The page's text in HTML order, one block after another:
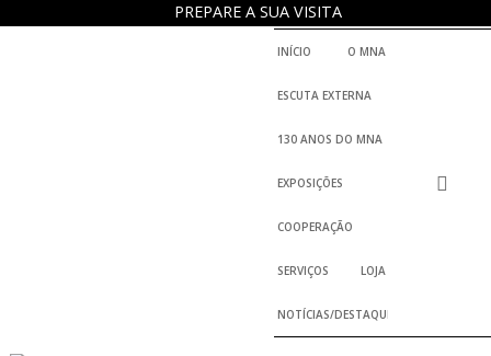
PREPARE A SUA VISITA
INÍCIO O MNA
HISTÓRIA
ESCUTA EXTERNA
130 ANOS DO MNA
EXPOSIÇÕES
PERMANENTES
COOPERAÇÃO
PROJETOS NACIONAIS
SERVIÇOS
SERVIÇO DE INVENTÁRIO E
LOJA
NOTÍCIAS/DESTAQUES